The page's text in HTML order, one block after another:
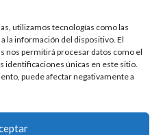
utilizamos tecnologías como las
la información del dispositivo. El
nos permitirá procesar datos como el
identificaciones únicas en este sitio.
puede afectar negativamente a